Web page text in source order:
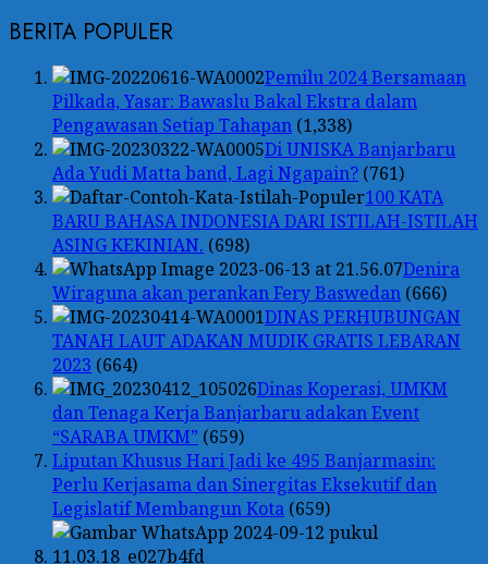
BERITA POPULER
Pemilu 2024 Bersamaan
Pilkada, Yasar: Bawaslu Bakal Ekstra dalam
Pengawasan Setiap Tahapan (1,338)
Di UNISKA Banjarbaru
Ada Yudi Matta band, Lagi Ngapain? (761)
100 KATA
BARU BAHASA INDONESIA DARI ISTILAH-ISTILAH
ASING KEKINIAN. (698)
Denira
Wiraguna akan perankan Fery Baswedan (666)
DINAS PERHUBUNGAN
TANAH LAUT ADAKAN MUDIK GRATIS LEBARAN
2023 (664)
Dinas Koperasi, UMKM
dan Tenaga Kerja Banjarbaru adakan Event
“SARABA UMKM” (659)
Liputan Khusus Hari Jadi ke 495 Banjarmasin:
Perlu Kerjasama dan Sinergitas Eksekutif dan
Legislatif Membangun Kota (659)